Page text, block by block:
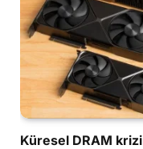
Küresel DRAM krizi